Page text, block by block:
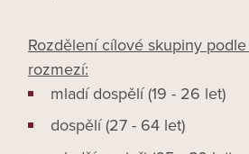
Rozdělení cílové skupiny
rozmezí:
mladí dospělí (19 - 26 let)
dospělí (27 - 64 let)